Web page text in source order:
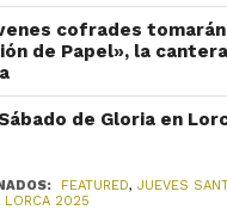
cofrades
de Papel», la
de Gloria en
FEATURED, JUEVES
LORCA 2025